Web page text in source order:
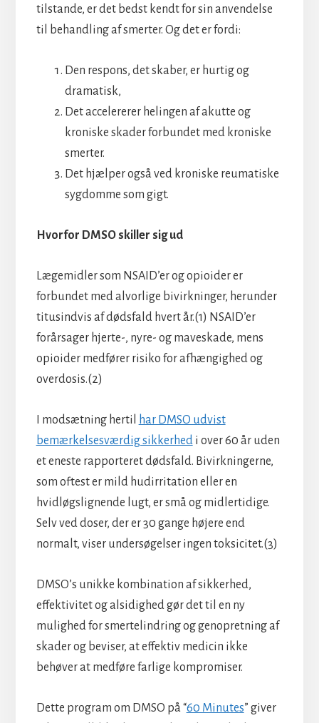
tilstande, er det bedst kendt for sin anvendelse
til behandling af smerter. Og det er fordi:
Den respons, det skaber, er hurtig og
dramatisk,
Det accelererer helingen af akutte og
kroniske skader forbundet med kroniske
smerter.
Det hjælper også ved kroniske reumatiske
sygdomme som gigt.
Hvorfor DMSO skiller sig ud
Lægemidler som NSAID’er og opioider er
forbundet med alvorlige bivirkninger, herunder
titusindvis af dødsfald hvert år.(1) NSAID’er
forårsager hjerte-, nyre- og maveskade, mens
opioider medfører risiko for afhængighed og
overdosis.(2)
I modsætning hertil
har DMSO udvist
bemærkelsesværdig sikkerhedi over 60 år uden
et eneste rapporteret dødsfald. Bivirkningerne,
som oftest er mild hudirritation eller en
hvidløgslignende lugt, er små og midlertidige.
Selv ved doser, der er 30 gange højere end
normalt, viser undersøgelser ingen toksicitet.(3)
DMSO’s unikke kombination af sikkerhed,
effektivitet og alsidighed gør det til en ny
mulighed for smertelindring og genopretning af
skader og beviser, at effektiv medicin ikke
behøver at medføre farlige kompromiser.
Dette program om DMSO på “60 Minutes” giver